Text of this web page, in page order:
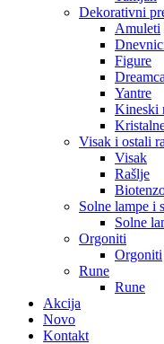
Dekorativni
Amuleti
Figure
Yantre
Kineski
Visak i ostali
Visak
Rašlje
Solne lampe i
Solne
Orgoniti
Orgoniti
Rune
Rune
Akcija
Novo
Kontakt